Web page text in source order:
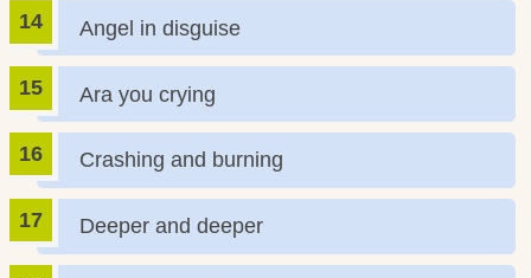
Angel in disguise
Ara you crying
Crashing and burning
Deeper and deeper